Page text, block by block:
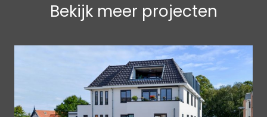
Bekijk meer projecten